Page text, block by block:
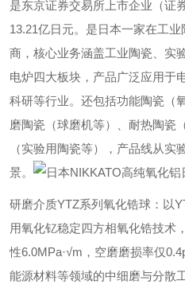
是东京证券交易所上市企业（证
13.21亿日元。是日本一家在工
商，核心业务涵盖工业陶瓷、实
电炉四大板块，产品广泛应用于
科研等行业。还包括功能陶瓷（
磨陶瓷（球磨机等）、耐热陶瓷
（实验用陶瓷等），产品线从
景。
研磨介质‌‌YTZ系列氧化锆球‌：以
用氧化钇稳定四方相氧化锆技术
性6.0MPa·√m，空磨磨损率仅
能源材料等领域的中细磨与分散工